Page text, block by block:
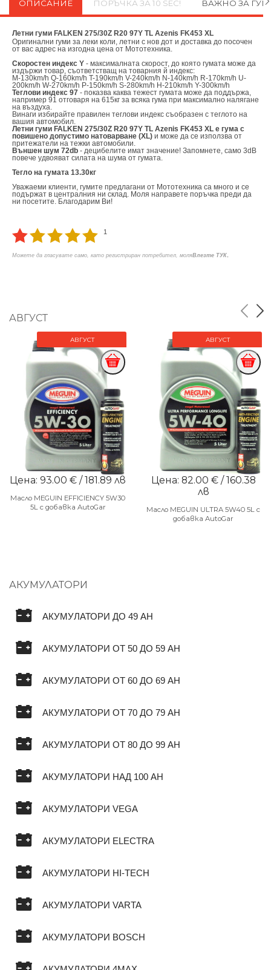
ОПИСАНИЕ ПОРЪЧКА ЗА 10 SEC! ВАЖНО ЗА
Летни гуми FALKEN 275/30Z R20 97Y TL Azenis FK453 XL
Оригинални гуми за леки коли, летни с нов дот и доставка до посочен
от вас адрес на изгодна цена от Мототехника.
Скоростен индекс Y - максималната скорост, до която гумата може да
издържи товар, съответстващ на товарния й индекс:
M-130km/h Q-160km/h T-190km/h V-240km/h N-140km/h R-170km/h U-
200km/h W-270km/h P-150km/h S-280km/h H-210km/h Y-300km/h
Теглови индекс 97 - показва каква тежест гумата може да поддържа,
например 91 отговаря на 615кг за всяка гума при максимално налягане
на въздуха.
Винаги избирайте правилен теглови индекс съобразен с теглото на
вашия автомобил.
Летни гуми FALKEN 275/30Z R20 97Y TL Azenis FK453 XL е гума с
повишено допустимо натоварване (XL) и може да се използва от
притежатели на тежки автомобили.
Външен шум 72db - децибелите имат значение! Запомнете, само 3dB
повече удвояват силата на шума от гумата.
Тегло на гумата 13.30кг
Уважаеми клиенти, гумите предлагани от Мототехника са много и се
подържат в централния ни склад. Моля направете поръчка преди да
ни посетите. Благодарим Ви!
1
Можете да гласувате само, като регистриран потребител, моляВлезте ТУК
АВГУСТ
АВГУСТ
Цена: 93.00 € / 181.89 лв
Масло MEGUIN EFFICIENCY 5W30
5L с добавка AutoGar
АВГУСТ
Цена: 82.00 € / 160.38
лв
Масло MEGUIN ULTRA 5W40 5L с
добавка AutoGar
АКУМУЛАТОРИ
АКУМУЛАТОРИ ДО 49 AH
АКУМУЛАТОРИ ОТ 50 ДО 59 AH
АКУМУЛАТОРИ ОТ 60 ДО 69 AH
АКУМУЛАТОРИ ОТ 70 ДО 79 AH
АКУМУЛАТОРИ ОТ 80 ДО 99 AH
АКУМУЛАТОРИ НАД 100 AH
АКУМУЛАТОРИ VEGA
АКУМУЛАТОРИ ELECTRA
АКУМУЛАТОРИ HI-TECH
АКУМУЛАТОРИ VARTA
АКУМУЛАТОРИ BOSCH